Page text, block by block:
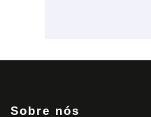
Sobre nós